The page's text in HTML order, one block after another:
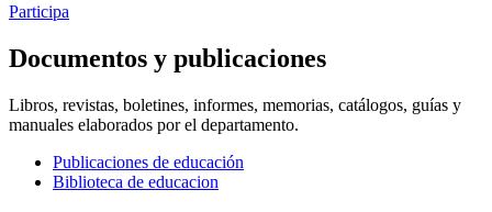
Participa
Documentos y publicaciones
Libros, revistas, boletines, informes, memorias, catálogos, guías y
manuales elaborados por el departamento.
Publicaciones de educación
Biblioteca de educacion